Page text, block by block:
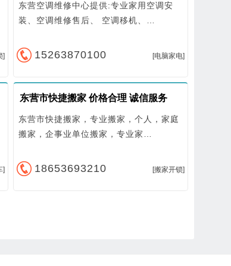
]
东营空调维修中心提供:专业家用空调安
装、空调维修售后、 空调移机、…
15263870100 [电脑家电]
]
东营市快捷搬家 价格合理 诚信服务
东营市快捷搬家，专业搬家，个人，家庭
搬家，企事业单位搬家，专业家…
18653693210 [搬家开锁]